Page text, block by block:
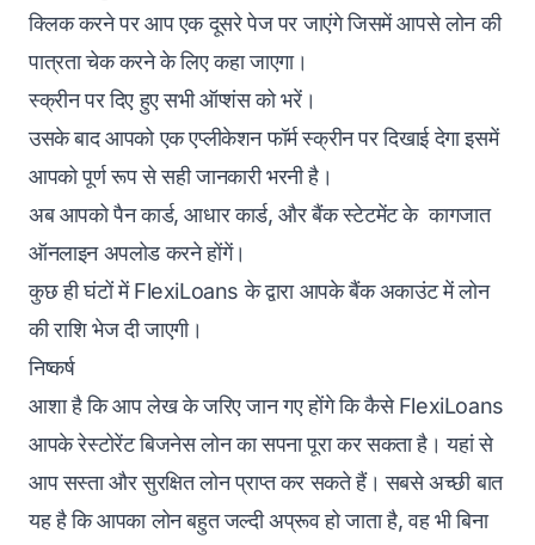
क्लिक करने पर आप एक दूसरे पेज पर जाएंगे जिसमें आपसे लोन की
पात्रता चेक करने के लिए कहा जाएगा।
स्क्रीन पर दिए हुए सभी ऑप्शंस को भरें।
उसके बाद आपको एक एप्लीकेशन फॉर्म स्क्रीन पर दिखाई देगा इसमें
आपको पूर्ण रूप से सही जानकारी भरनी है।
अब आपको पैन कार्ड, आधार कार्ड, और बैंक स्टेटमेंट के कागजात
ऑनलाइन अपलोड करने होंगें।
कुछ ही घंटों में FlexiLoans के द्वारा आपके बैंक अकाउंट में लोन
की राशि भेज दी जाएगी।
निष्कर्ष
आशा है कि आप लेख के जरिए जान गए होंगे कि कैसे FlexiLoans
आपके रेस्टोरेंट बिजनेस लोन का सपना पूरा कर सकता है। यहां से
आप सस्ता और सुरक्षित लोन प्राप्त कर सकते हैं। सबसे अच्छी बात
यह है कि आपका लोन बहुत जल्दी अप्रूव हो जाता है, वह भी बिना